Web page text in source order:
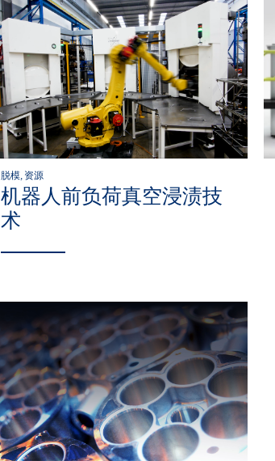
脱模, 资源
机器人前负荷真空浸渍技
术